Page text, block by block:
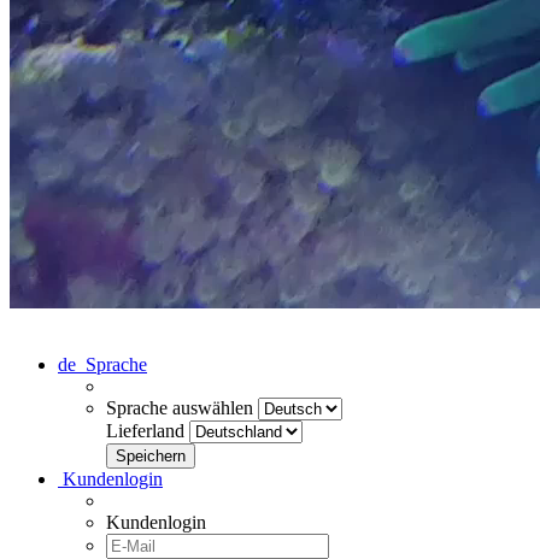
de Sprache
Sprache auswählen
Lieferland
Kundenlogin
Kundenlogin